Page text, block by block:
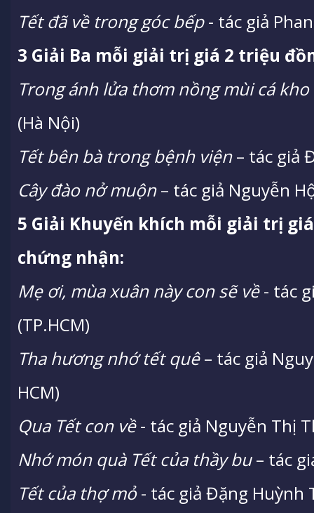
Tết đã về trong góc bếp- tác giả
3 Giải Ba mỗi giải trị giá 2 triệu
Trong ánh lửa thơm nồng mùi cá
(Hà Nội)
Tết bên bà trong bệnh viện– tác giả
Cây đào nở muộn– tác giả Nguyễn
5 Giải Khuyến khích mỗi giải trị
chứng nhận:
Mẹ ơi, mùa xuân này con sẽ về- tác
(TP.HCM)
Tha hương nhớ tết quê– tác giả
HCM)
Qua Tết con về- tác giả Nguyễn Thị
Nhớ món quà Tết của thầy bu– tác
Tết của thợ mỏ- tác giả Đặng Huỳnh